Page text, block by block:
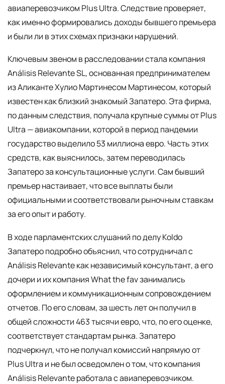
авиаперевозчиком Plus Ultra. Следствие проверяет,
как именно формировались доходы бывшего премьера
и были ли в этих схемах признаки нарушений.
Ключевым звеном в расследовании стала компания
Análisis Relevante SL, основанная предпринимателем
из Аликанте Хулио Мартинесом Мартинесом, который
известен как близкий знакомый Запатеро. Эта фирма,
по данным следствия, получала крупные суммы от Plus
Ultra — авиакомпании, которой в период пандемии
государство выделило 53 миллиона евро. Часть этих
средств, как выяснилось, затем переводилась
Запатеро за консультационные услуги. Сам бывший
премьер настаивает, что все выплаты были
официальными и соответствовали рыночным ставкам
за его опыт и работу.
В ходе парламентских слушаний по делу Koldo
Запатеро подробно объяснил, что сотрудничал с
Análisis Relevante как независимый консультант, а его
дочери и их компания What the fav занимались
оформлением и коммуникационным сопровождением
отчетов. По его словам, за шесть лет он получил в
общей сложности 463 тысячи евро, что, по его оценке,
соответствует стандартам рынка. Запатеро
подчеркнул, что не получал комиссий напрямую от
Plus Ultra и не был осведомлен о том, что компания
Análisis Relevante работала с авиаперевозчиком.